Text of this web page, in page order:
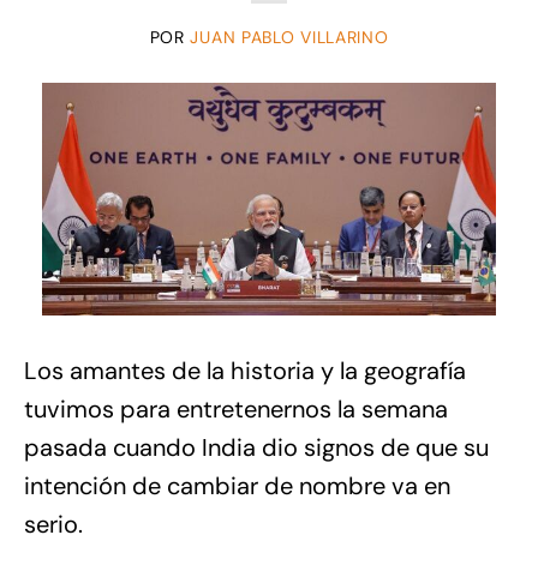
PORJUAN PABLO VILLARINO
Los amantes de la historia y la geografía
tuvimos para entretenernos la semana
pasada cuando India dio signos de que su
intención de cambiar de nombre va en
serio.